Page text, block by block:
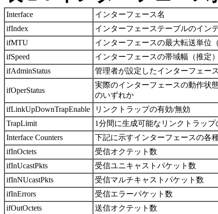
Interface
インターフェース名
ifIndex
インターフェーステーブルのイン
ifMTU
インターフェースの最大転送単位
ifSpeed
インターフェースの帯域幅（推定
ifAdminStatus
管理者が設定したインターフェー
ifOperStatus
実際のインターフェースの動作状
のいずれか
ifLinkUpDownTrapEnable
リンクトラップの有効/無効
TrapLimit
1分間に生成可能なリンクトラップ
Interface Counters
下記に示すインターフェースの各
ifInOctets
受信オクテット数
ifInUcastPkts
受信ユニキャストパケット数
ifInNUcastPkts
受信マルチキャストパケット数
ifInErrors
受信エラーパケット数
ifOutOctets
送信オクテット数